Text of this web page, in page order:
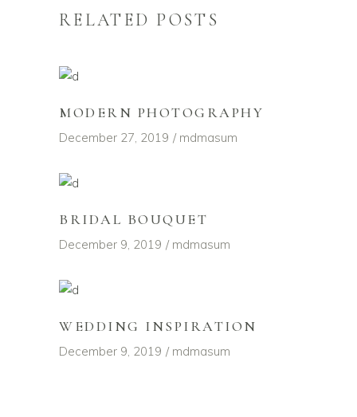
RELATED POSTS
MODERN PHOTOGRAPHY
December 27, 2019 mdmasum
BRIDAL BOUQUET
December 9, 2019 mdmasum
WEDDING INSPIRATION
December 9, 2019 mdmasum